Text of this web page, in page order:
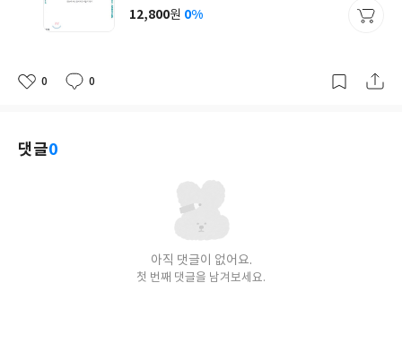
사
가
12,800원 0%
좋
0
댓
0
작
댓글0
아직 댓글이 없어요.
첫 번째 댓글을 남겨보세요.